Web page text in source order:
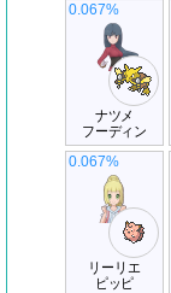
ナツメ
フーディン
0.067%
リーリエ
ピッピ
0.067%